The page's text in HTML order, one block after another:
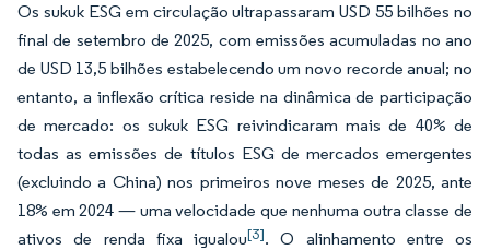
Os sukuk ESG em circulação ultrapassaram USD 55 bilhões no
final de setembro de 2025, com emissões acumuladas no ano
de USD 13,5 bilhões estabelecendo um novo recorde anual; no
entanto, a inflexão crítica reside na dinâmica de participação
de mercado: os sukuk ESG reivindicaram mais de 40% de
todas as emissões de títulos ESG de mercados emergentes
(excluindo a China) nos primeiros nove meses de 2025, ante
18% em 2024 — uma velocidade que nenhuma outra classe de
ativos de renda fixa igualou[3]. O alinhamento entre os